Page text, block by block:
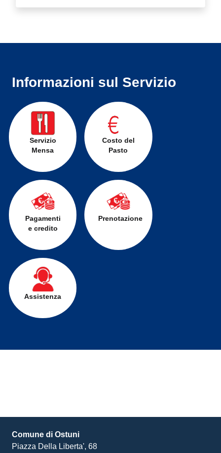
Informazioni sul Servizio
Servizio
Mensa
Costo del
Pasto
Pagamenti
e credito
Prenotazione
Assistenza
Comune di Ostuni
Piazza Della Liberta', 68